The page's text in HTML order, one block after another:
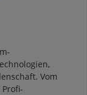
Vom